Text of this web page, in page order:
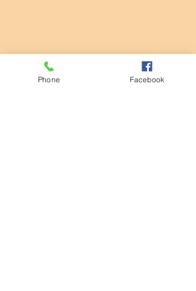
Phone Facebook